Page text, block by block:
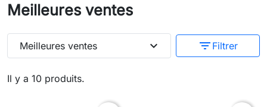
Meilleures ventes
Il y a 10 produits.
Meilleures ventes expand_more filter_list Filtrer